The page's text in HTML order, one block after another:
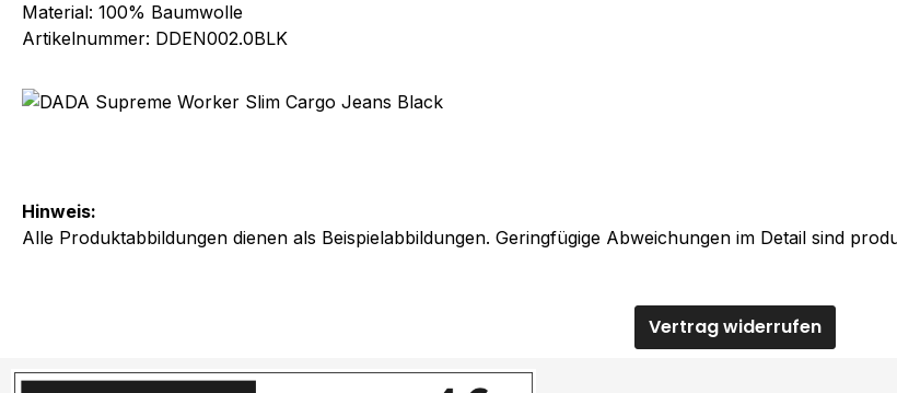
Hinweis:
Alle Produktabbildungen dienen als Beispielabbildungen. Geringfügige Abweichungen im Detail sind
Material: 100% Baumwolle
Artikelnummer: DDEN002.0BLK
Vertrag widerrufen